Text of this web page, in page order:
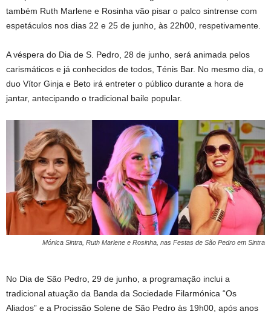
também Ruth Marlene e Rosinha vão pisar o palco sintrense com
espetáculos nos dias 22 e 25 de junho, às 22h00, respetivamente.
A véspera do Dia de S. Pedro, 28 de junho, será animada pelos
carismáticos e já conhecidos de todos, Ténis Bar. No mesmo dia, o
duo Vítor Ginja e Beto irá entreter o público durante a hora de
jantar, antecipando o tradicional baile popular.
Mónica Sintra, Ruth Marlene e Rosinha, nas Festas de São Pedro em Sintra
No Dia de São Pedro, 29 de junho, a programação inclui a
tradicional atuação da Banda da Sociedade Filarmónica “Os
Aliados” e a Procissão Solene de São Pedro às 19h00, após anos